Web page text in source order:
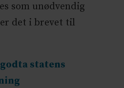
som unødvendig
det i brevet til
statens